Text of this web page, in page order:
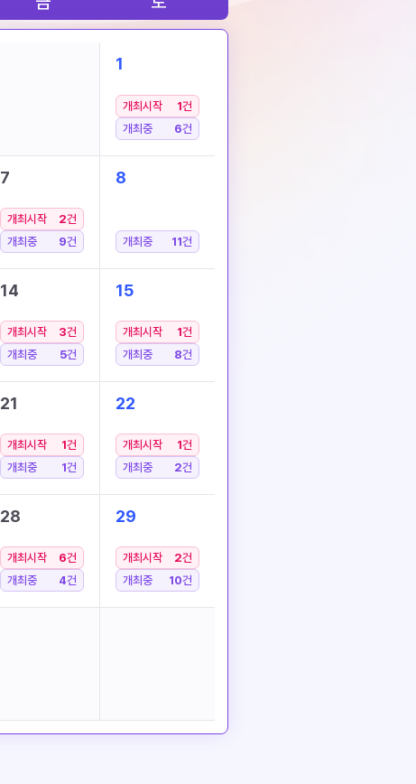
1
개최시작 1건
개최중
6건
7
개최시작 2건
개최중
9건
8
개최중 11건
14
개최시작 3건
개최중
5건
15
개최시작 1건
개최중
8건
21
개최시작 1건
개최중
1건
22
개최시작 1건
개최중
2건
28
개최시작 6건
개최중
4건
29
개최시작 2건
개최중
10건